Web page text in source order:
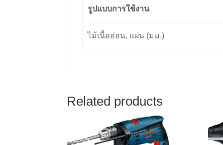
รูปแบบการใช้งาน
ไม้เนื้ออ่อน, แผ่น (มม.)
Related products